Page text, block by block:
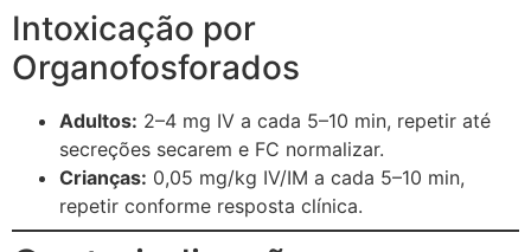
Intoxicação por
Organofosforados
Adultos: 2–4 mg IV a cada 5–10 min, repetir até
secreções secarem e FC normalizar.
Crianças: 0,05 mg/kg IV/IM a cada 5–10 min,
repetir conforme resposta clínica.